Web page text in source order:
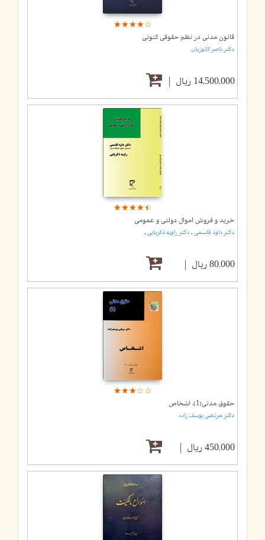
☆☆☆☆☆
★★★★★
قانون مدنی در نظم حقوقی کنونی
دکتر ناصر کاتوزیان
14,500,000 ریال
☆☆☆☆☆
★★★★★
خرید و فروش اموال دولتی و عمومی
دکتر داود قاسمی , دکتر راویه ذکریایی ,
80,000 ریال
☆☆☆☆☆
★★★★★
حقوق مدنی(1)، اشخاص
دکتر مرتضی یوسف زاده
450,000 ریال